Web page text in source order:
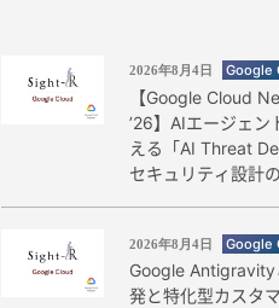
2026年8月4日 Google
【Google Cloud
’26】AIエージェン
える「AI Threat
セキュリティ設計
2026年8月4日 Google
Google Antigravity
発と特化型カスタ